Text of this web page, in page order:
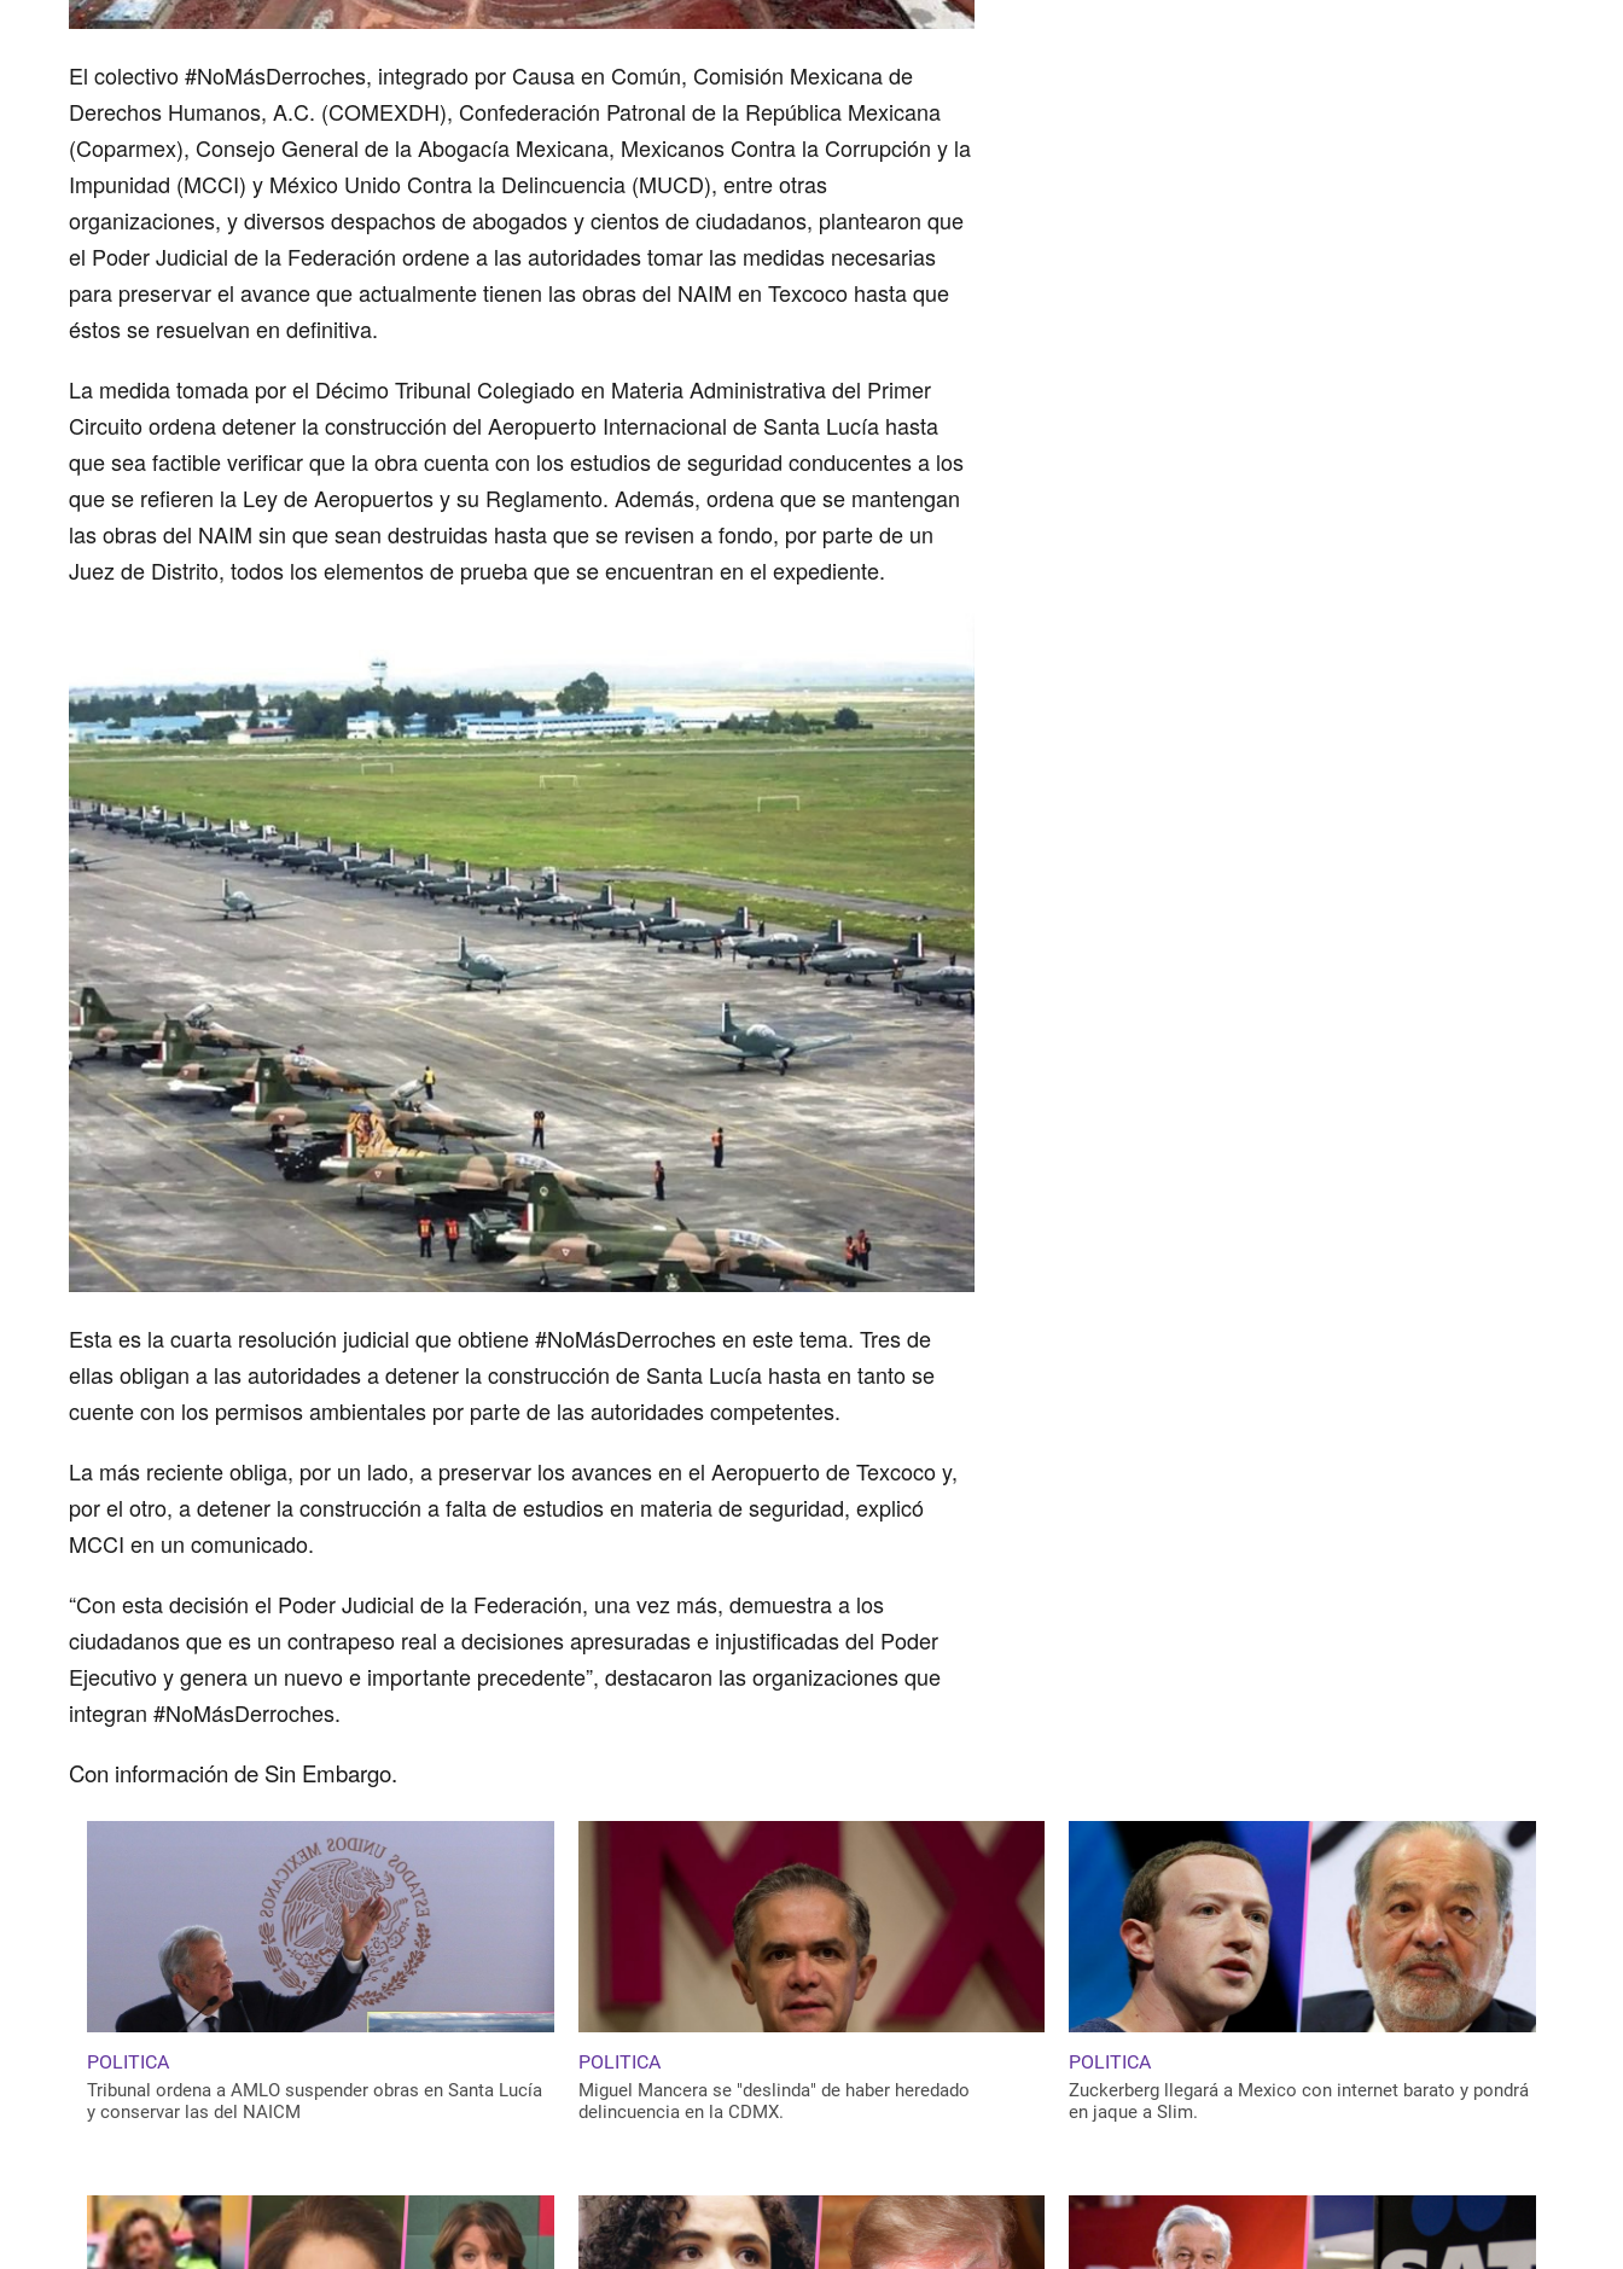
El colectivo #NoMásDerroches, integrado por Causa en Común, Comisión Mexicana de
Derechos Humanos, A.C. (COMEXDH), Confederación Patronal de la República Mexicana
(Coparmex), Consejo General de la Abogacía Mexicana, Mexicanos Contra la Corrupción y la
Impunidad (MCCI) y México Unido Contra la Delincuencia (MUCD), entre otras
organizaciones, y diversos despachos de abogados y cientos de ciudadanos, plantearon que
el Poder Judicial de la Federación ordene a las autoridades tomar las medidas necesarias
para preservar el avance que actualmente tienen las obras del NAIM en Texcoco hasta que
éstos se resuelvan en definitiva.
La medida tomada por el Décimo Tribunal Colegiado en Materia Administrativa del Primer
Circuito ordena detener la construcción del Aeropuerto Internacional de Santa Lucía hasta
que sea factible verificar que la obra cuenta con los estudios de seguridad conducentes a los
que se refieren la Ley de Aeropuertos y su Reglamento. Además, ordena que se mantengan
las obras del NAIM sin que sean destruidas hasta que se revisen a fondo, por parte de un
Juez de Distrito, todos los elementos de prueba que se encuentran en el expediente.
Esta es la cuarta resolución judicial que obtiene #NoMásDerroches en este tema. Tres de
ellas obligan a las autoridades a detener la construcción de Santa Lucía hasta en tanto se
cuente con los permisos ambientales por parte de las autoridades competentes.
La más reciente obliga, por un lado, a preservar los avances en el Aeropuerto de Texcoco y,
por el otro, a detener la construcción a falta de estudios en materia de seguridad, explicó
MCCI en un comunicado.
“Con esta decisión el Poder Judicial de la Federación, una vez más, demuestra a los
ciudadanos que es un contrapeso real a decisiones apresuradas e injustificadas del Poder
Ejecutivo y genera un nuevo e importante precedente”, destacaron las organizaciones que
integran #NoMásDerroches.
Con información de Sin Embargo.
POLITICA
Tribunal ordena a AMLO suspender obras en Santa Lucía
y conservar las del NAICM
POLITICA
Miguel Mancera se "deslinda" de haber heredado
delincuencia en la CDMX.
POLITICA
Zuckerberg llegará a Mexico con internet barato y pondrá
en jaque a Slim.